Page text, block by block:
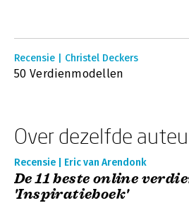
Recensie | Christel Deckers
50 Verdienmodellen
Over dezelfde
Recensie | Eric van Arendonk
De 11 beste online
'Inspiratieboek'